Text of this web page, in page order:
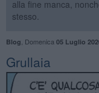
alla fine manca,
stesso.
Blog Domenica 05 Luglio
Grullaia